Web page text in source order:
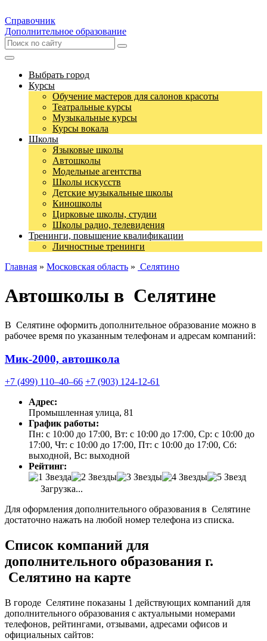
Справочник
Дополнительное образование
Выбрать город
Курсы
Обучение мастеров для салонов красоты
Театральные курсы
Музыкальные курсы
Курсы вокала
Школы
Языковые школы
Автошколы
Модельные агентства
Школы искусств
Детские музыкальные школы
Киношколы
Цирковые школы, студии
Школы радио, телевидения
Тренинги, повышение квалификации
Личностные тренинги
Главная » Московская область » Селятино
Автошколы в Селятине
В Селятине оформить дополнительное образование можно в
рабочее время по указанным телефонам и адресам компаний:
Мик-2000, автошкола
+7 (499) 110‒40‒66 +7 (903) 124-12-61
Адрес:
Промышленная улица, 81
График работы:
Пн: с 10:00 до 17:00, Вт: с 10:00 до 17:00, Ср: с 10:00 до
17:00, Чт: с 10:00 до 17:00, Пт: с 10:00 до 17:00, Сб:
выходной, Вс: выходной
Рейтинг:
Загрузка...
Для оформления дополнительного образования в Селятине
достаточно нажать на любой номер телефона из списка.
Список компаний для
дополнительного образования г.
Селятино на карте
В городе Селятине показаны 1 действующих компаний для
дополнительного образования с актуальными номерами
телефонов, рейтингами, отзывами, адресами офисов и
официальных сайтов: